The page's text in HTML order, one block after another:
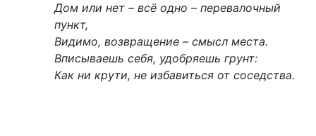
Дом или нет – всё одно – перевалочный
пункт,
Видимо, возвращение – смысл места.
Вписываешь себя, удобряешь грунт:
Как ни крути, не избавиться от соседства.